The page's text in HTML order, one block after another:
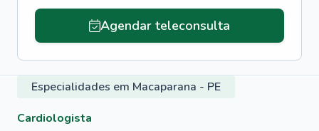
Agendar teleconsulta
Especialidades em Macaparana - PE
Cardiologista